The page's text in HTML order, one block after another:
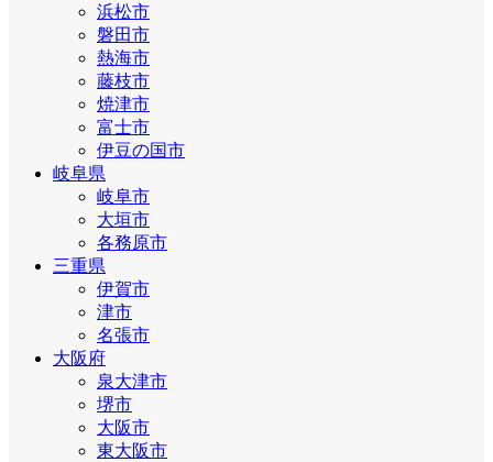
浜松市
磐田市
熱海市
藤枝市
焼津市
富士市
伊豆の国市
岐阜県
岐阜市
大垣市
各務原市
三重県
伊賀市
津市
名張市
大阪府
泉大津市
堺市
大阪市
東大阪市